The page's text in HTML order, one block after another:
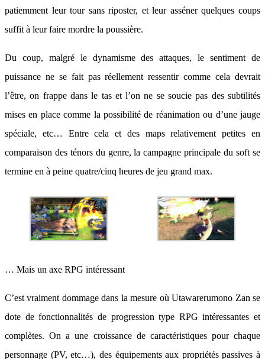
patiemment leur tour sans riposter, et leur asséner quelques coups
suffit à leur faire mordre la poussière.
Du coup, malgré le dynamisme des attaques, le sentiment de
puissance ne se fait pas réellement ressentir comme cela devrait
l’être, on frappe dans le tas et l’on ne se soucie pas des subtilités
mises en place comme la possibilité de réanimation ou d’une jauge
spéciale, etc… Entre cela et des maps relativement petites en
comparaison des ténors du genre, la campagne principale du soft se
termine en à peine quatre/cinq heures de jeu grand max.
… Mais un axe RPG intéressant
C’est vraiment dommage dans la mesure où Utawarerumono Zan se
dote de fonctionnalités de progression type RPG intéressantes et
complètes. On a une croissance de caractéristiques pour chaque
personnage (PV, etc…), des équipements aux propriétés passives à